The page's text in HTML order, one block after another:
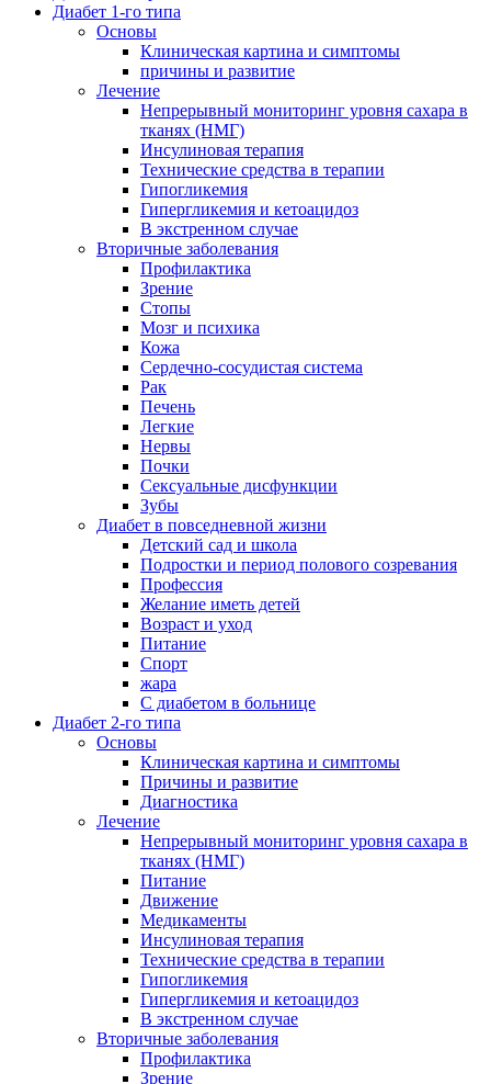
Диабет 1-го типа
Основы
Клиническая картина и симптомы
причины и развитие
Лечение
Непрерывный мониторинг уровня сахара в
тканях (НМГ)
Инсулиновая терапия
Технические средства в терапии
Гипогликемия
Гипергликемия и кетоацидоз
В экстренном случае
Вторичные заболевания
Профилактика
Зрение
Стопы
Мозг и психика
Кожа
Сердечно-сосудистая система
Рак
Печень
Легкие
Нервы
Почки
Сексуальные дисфункции
Зубы
Диабет в повседневной жизни
Детский сад и школа
Подростки и период полового созревания
Профессия
Желание иметь детей
Возраст и уход
Питание
Спорт
жара
С диабетом в больнице
Диабет 2-го типа
Основы
Клиническая картина и симптомы
Причины и развитие
Диагностика
Лечение
Непрерывный мониторинг уровня сахара в
тканях (НМГ)
Питание
Движение
Медикаменты
Инсулиновая терапия
Технические средства в терапии
Гипогликемия
Гипергликемия и кетоацидоз
В экстренном случае
Вторичные заболевания
Профилактика
Зрение